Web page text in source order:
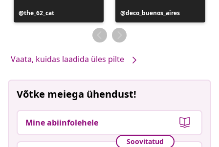
Postitus
avaldatud
the_62_cat
Postitus
avaldatud
deco_buenos_aires
Vaata, kuidas laadida üles pilte
Võtke meiega ühendust!
Mine abiinfolehele
Soovitatud